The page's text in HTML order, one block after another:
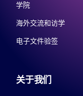
学院
海外交流和访学
电子文件验签
关于我们